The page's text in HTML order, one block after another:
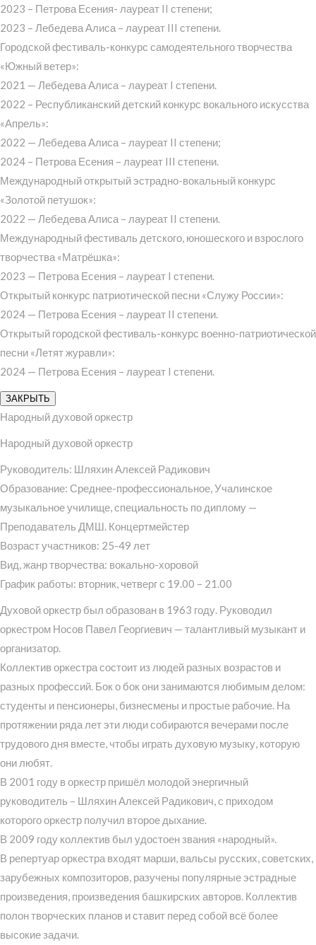
2023 – Петрова Есения- лауреат II степени;
2023 – Лебедева Алиса – лауреат III степени.
Городской фестиваль-конкурс самодеятельного творчества
«Южный ветер»:
2021 — Лебедева Алиса – лауреат I степени.
2022 – Республиканский детский конкурс вокального искусства
«Апрель»:
2022 — Лебедева Алиса – лауреат II степени;
2024 – Петрова Есения – лауреат III степени.
Международный открытый эстрадно-вокальный конкурс
«Золотой петушок»:
2022 — Лебедева Алиса – лауреат II степени.
Международный фестиваль детского, юношеского и взрослого
творчества «Матрёшка»:
2023 — Петрова Есения – лауреат I степени.
Открытый конкурс патриотической песни «Служу России»:
2024 — Петрова Есения – лауреат II степени.
Открытый городской фестиваль-конкурс военно-патриотической
песни «Летят журавли»:
2024 — Петрова Есения – лауреат I степени.
ЗАКРЫТЬ
Народный духовой оркестр
Народный духовой оркестр
Руководитель: Шляхин Алексей Радикович
Образование: Среднее-профессиональное, Учалинское
музыкальное училище, специальность по диплому —
Преподаватель ДМШ. Концертмейстер
Возраст участников: 25-49 лет
Вид, жанр творчества: вокально-хоровой
График работы: вторник, четверг с 19.00 – 21.00
Духовой оркестр был образован в 1963 году. Руководил
оркестром Носов Павел Георгиевич — талантливый музыкант и
организатор.
Коллектив оркестра состоит из людей разных возрастов и
разных профессий. Бок о бок они занимаются любимым делом:
студенты и пенсионеры, бизнесмены и простые рабочие. На
протяжении ряда лет эти люди собираются вечерами после
трудового дня вместе, чтобы играть духовую музыку, которую
они любят.
В 2001 году в оркестр пришёл молодой энергичный
руководитель – Шляхин Алексей Радикович, с приходом
которого оркестр получил второе дыхание.
В 2009 году коллектив был удостоен звания «народный».
В репертуар оркестра входят марши, вальсы русских, советских,
зарубежных композиторов, разучены популярные эстрадные
произведения, произведения башкирских авторов. Коллектив
полон творческих планов и ставит перед собой всё более
высокие задачи.